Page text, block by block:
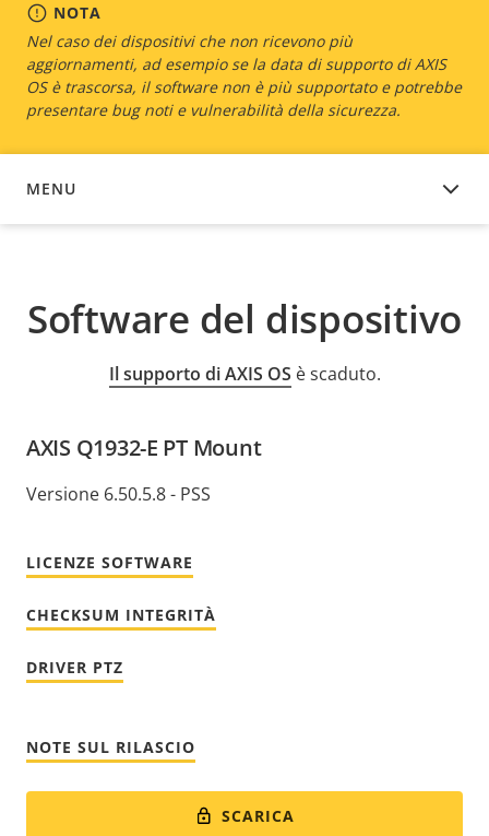
NOTA
Nel caso dei dispositivi che non ricevono più
aggiornamenti, ad esempio se la data di supporto di AXIS
OS è trascorsa, il software non è più supportato e potrebbe
presentare bug noti e vulnerabilità della sicurezza.
MENU
SOFTWARE DEL DISPOSITIVO
Software del dispositivo
Il supporto di AXIS OS è scaduto.
AXIS Q1932-E PT Mount
Versione 6.50.5.8 - PSS
LICENZE SOFTWARE
CHECKSUM INTEGRITÀ
DRIVER PTZ
NOTE SUL RILASCIO
SCARICA